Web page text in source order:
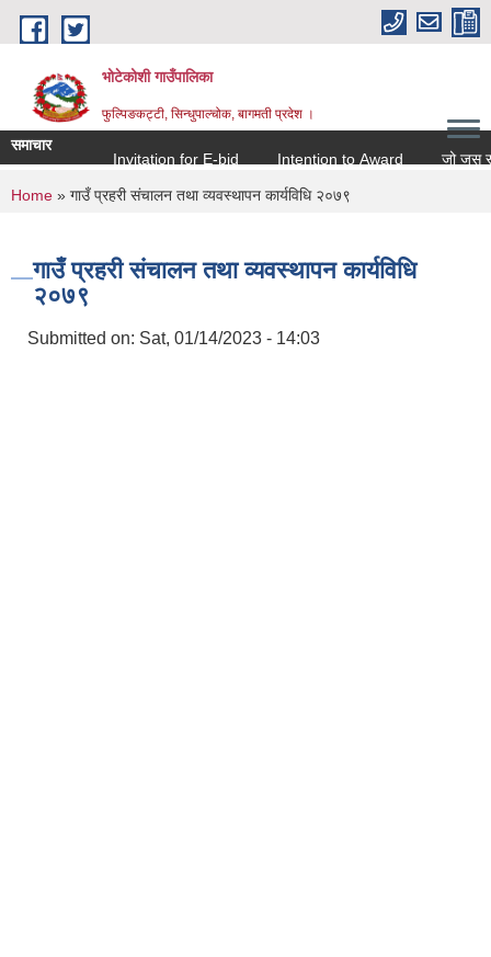
Skip to main content
भोटेकोशी गाउँपालिका
फुल्पिङकट्टी, सिन्धुपाल्चोक, बागमती प्रदेश ।
समाचार
Invitation for E-bid
Intention to Award जो जस संग
You are here
Home » गाउँ प्रहरी संचालन तथा व्यवस्थापन कार्यविधि २०७९
गाउँ प्रहरी संचालन तथा व्यवस्थापन कार्यविधि
२०७९
Submitted on: Sat, 01/14/2023 - 14:03